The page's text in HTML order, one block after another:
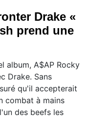
Drake «
prend une
album, A$AP Rocky
Drake. Sans
qu'il accepterait
combat à mains
des beefs les